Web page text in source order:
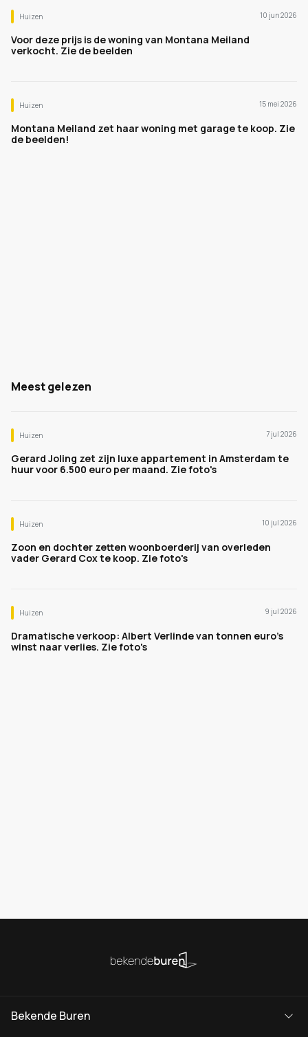
Huizen 10 jun 2026
Voor deze prijs is de woning van Montana Meiland
verkocht. Zie de beelden
Huizen 15 mei 2026
Montana Meiland zet haar woning met garage te koop. Zie
de beelden!
Meest gelezen
Huizen 7 jul 2026
Gerard Joling zet zijn luxe appartement in Amsterdam te
huur voor 6.500 euro per maand. Zie foto's
Huizen 10 jul 2026
Zoon en dochter zetten woonboerderij van overleden
vader Gerard Cox te koop. Zie foto's
Huizen 9 jul 2026
Dramatische verkoop: Albert Verlinde van tonnen euro's
winst naar verlies. Zie foto's
Bekende Buren